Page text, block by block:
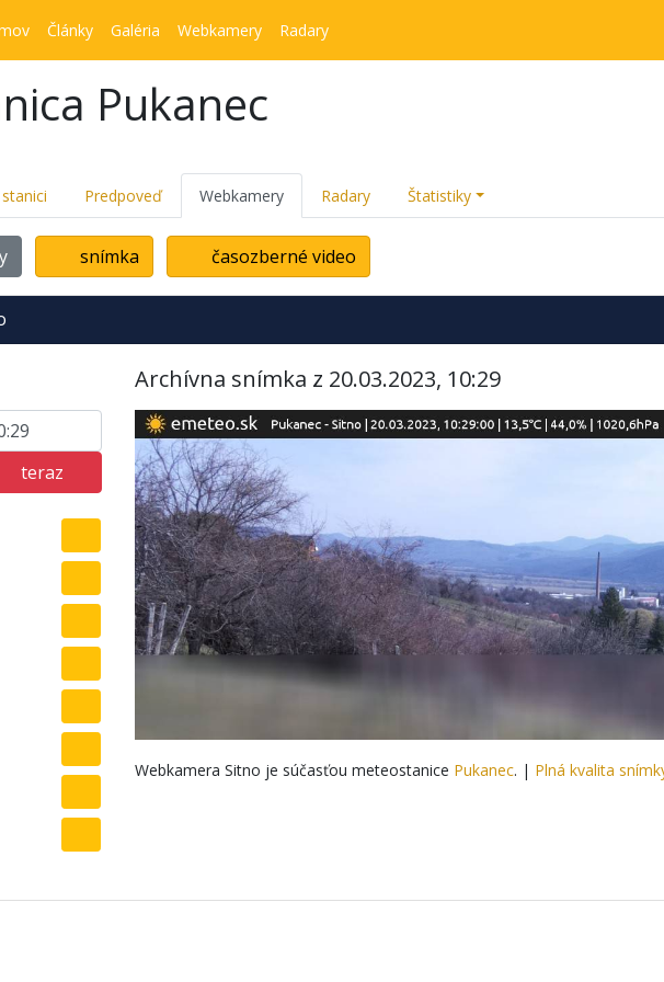
Články Galéria Webkamery Radary
Pukanec
Predpoveď Webkamery Radary Štatistiky
snímka časozberné video
teraz
Archívna snímka z 20.03.2023, 10:29
Webkamera Sitno je súčasťou meteostanice Pukanec. | Plná kvalita